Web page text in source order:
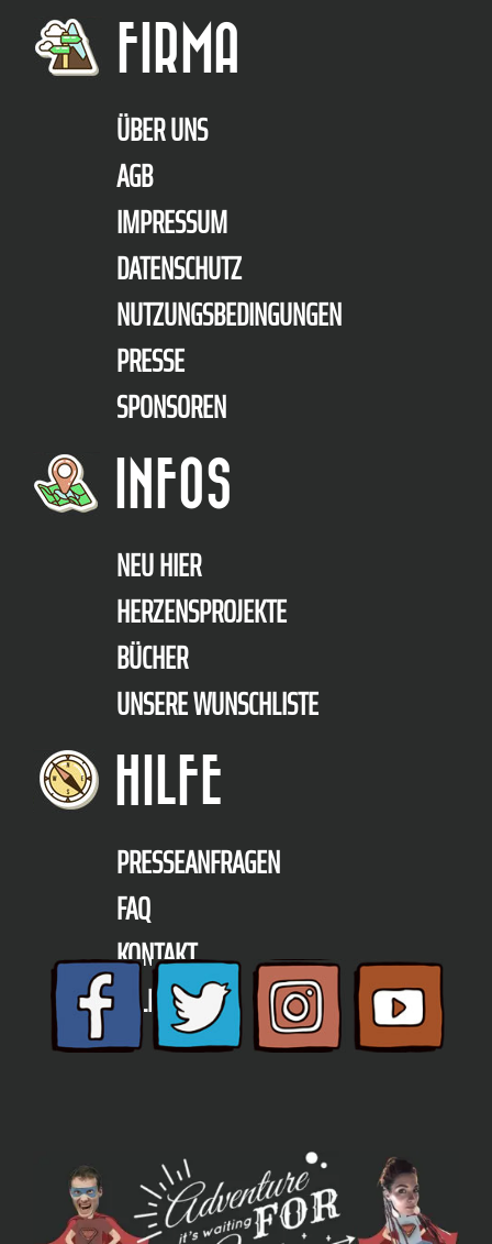
FIRMA
ÜBER UNS
AGB
IMPRESSUM
DATENSCHUTZ
NUTZUNGSBEDINGUNGEN
PRESSE
SPONSOREN
INFOS
NEU HIER
HERZENSPROJEKTE
BÜCHER
UNSERE WUNSCHLISTE
HILFE
PRESSEANFRAGEN
FAQ
KONTAKT
TELEFON